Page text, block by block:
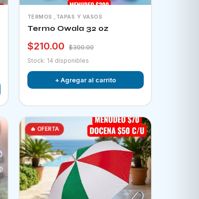
TERMOS ,TAPAS Y VASOS
Termo Owala 32 oz
$210.00
$300.00
Stock: 14 disponibles
+ Agregar al carrito
🔥 OFERTA